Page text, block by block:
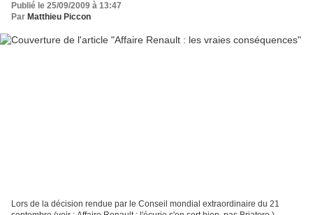
Publié le 25/09/2009 à 13:47
Par Matthieu Piccon
Lors de la décision rendue par le Conseil mondial extraordinaire du 21